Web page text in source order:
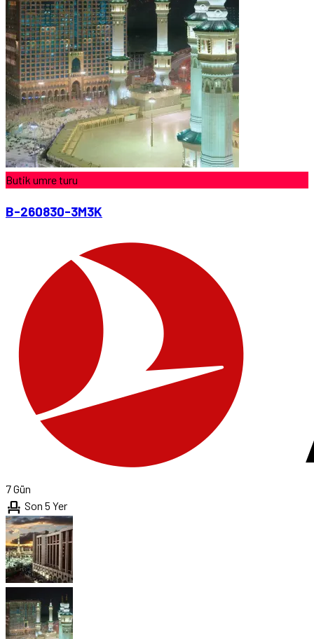
Butik umre turu
B-260830-3M3K
7 Gün
event_seat Son 5 Yer